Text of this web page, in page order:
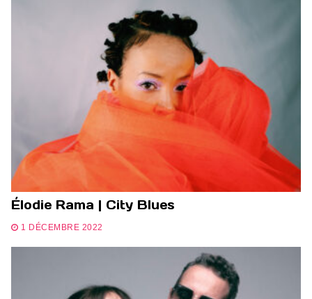
Élodie Rama | City Blues
1 DÉCEMBRE 2022